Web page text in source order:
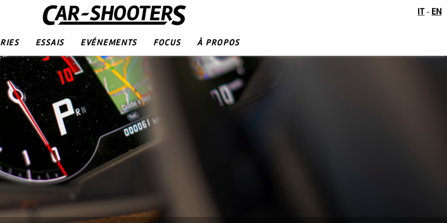
ESSAIS EVÉNEMENTS FOCUS À PROPOS
IT - EN